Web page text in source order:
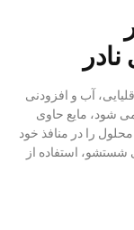
آب و افزودنی
شود، مایع حاوی
را در منافذ خود
شستشو، استفاده از